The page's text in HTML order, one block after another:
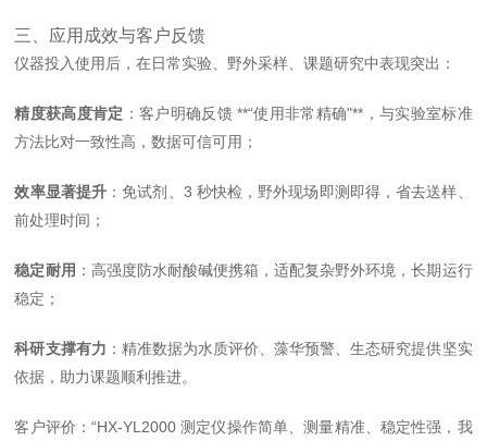
三、应用成效与客户反馈
仪器投入使用后，在日常实验、野外采样、课题研究中表现突出：
精度获高度肯定 ：客户明确反馈 **“使用非常精确"**，与实验室标准
方法比对一致性高，数据可信可用；
效率显著提升 ：免试剂、3 秒快检，野外现场即测即得，省去送样、
前处理时间；
稳定耐用 ：高强度防水耐酸碱便携箱，适配复杂野外环境，长期运行
稳定；
科研支撑有力 ：精准数据为水质评价、藻华预警、生态研究提供坚实
依据，助力课题顺利推进。
客户评价：“HX‑YL2000 测定仪操作简单、测量精准、稳定性强，我